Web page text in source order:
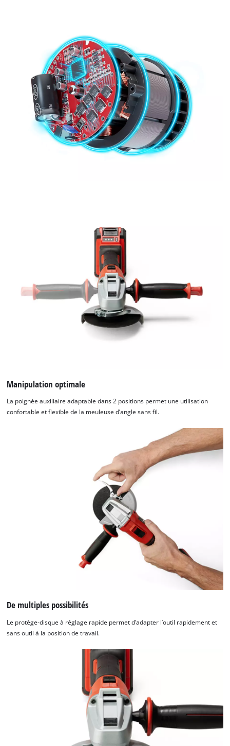
Manipulation optimale
La poignée auxiliaire adaptable dans 2 positions permet une utilisation
confortable et flexible de la meuleuse d’angle sans fil.
De multiples possibilités
Le protège-disque à réglage rapide permet d’adapter l’outil rapidement et
sans outil à la position de travail.